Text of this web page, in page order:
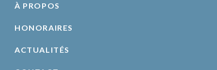
À PROPOS
HONORAIRES
ACTUALITÉS